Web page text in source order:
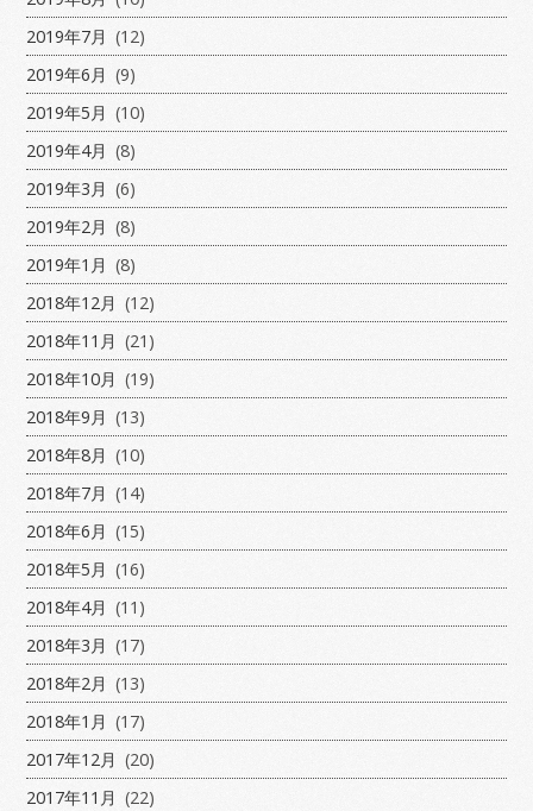
2019年7月 (12)
2019年6月 (9)
2019年5月 (10)
2019年4月 (8)
2019年3月 (6)
2019年2月 (8)
2019年1月 (8)
2018年12月 (12)
2018年11月 (21)
2018年10月 (19)
2018年9月 (13)
2018年8月 (10)
2018年7月 (14)
2018年6月 (15)
2018年5月 (16)
2018年4月 (11)
2018年3月 (17)
2018年2月 (13)
2018年1月 (17)
2017年12月 (20)
2017年11月 (22)